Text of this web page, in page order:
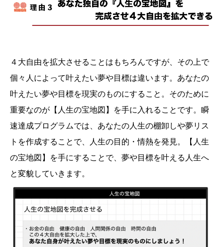
４大自由を拡大させることはもちろんですが、その上で
個々人によって叶えたい夢や目標は違います。あなたの
叶えたい夢や目標を現実のものにすること。そのために
重要なのが【人生の宝地図】を手に入れることです。瞬
速達成プログラムでは、あなたの人生の棚卸しや夢リス
トを作成することで、人生の目的・情熱を発見。【人生
の宝地図】を手にすることで、夢や目標を叶える人生へ
と変貌していきます。